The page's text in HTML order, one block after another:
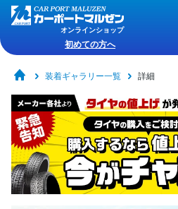
オンラインショップ
初めての方へ
装着ギャラリー一覧 詳細